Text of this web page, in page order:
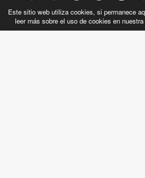
Este sitio web utiliza cookies, si permanece
leer más sobre el uso de cookies en nuestra